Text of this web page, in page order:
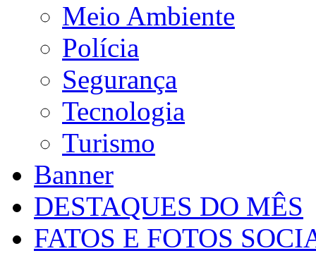
Meio Ambiente
Polícia
Segurança
Tecnologia
Turismo
Banner
DESTAQUES DO MÊS
FATOS E FOTOS